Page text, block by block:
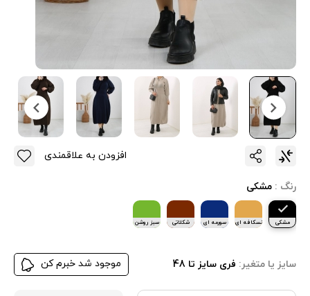
رنگ : مشکی
مشکی نسکافه ای سورمه ای شکلاتی سبز روشن
سایز یا متغیر: فری سایز تا 48 موجود شد خبرم کن
افزودن به علاقمندی